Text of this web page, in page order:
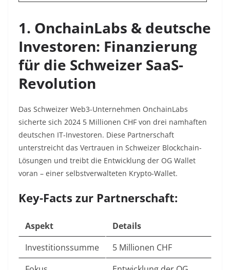
1. OnchainLabs & deutsche
Investoren: Finanzierung
für die Schweizer SaaS-
Revolution
Das Schweizer Web3-Unternehmen OnchainLabs
sicherte sich 2024 5 Millionen CHF von drei namhaften
deutschen IT-Investoren. Diese Partnerschaft
unterstreicht das Vertrauen in Schweizer Blockchain-
Lösungen und treibt die Entwicklung der OG Wallet
voran – einer selbstverwalteten Krypto-Wallet.
Key-Facts zur Partnerschaft:
Aspekt
Details
Investitionssumme
5 Millionen CHF